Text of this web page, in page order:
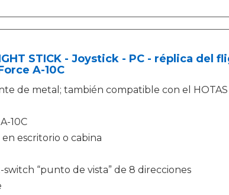
STICK - Joystick - PC - réplica del
A-10C
de metal; también compatible con el
10C
escritorio o cabina
“punto de vista” de 8 direcciones